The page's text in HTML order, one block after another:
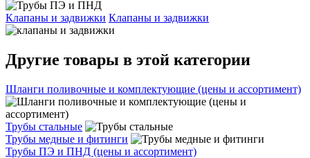
Клапаны и задвижки Клапаны и задвижки
Другие товары в этой категории
Шланги поливочные и комплектующие (цены и ассортимент)
Трубы стальные
Трубы медные и фитинги
Трубы ПЭ и ПНД (цены и ассортимент)